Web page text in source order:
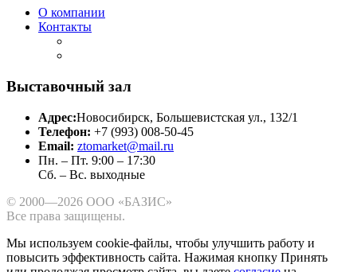
О компании
Контакты
Выставочный зал
Адрес:Новосибирск, Большевистская ул., 132/1
Телефон: +7 (993) 008-50-45
Email: ztomarket@mail.ru
Пн. – Пт. 9:00 – 17:30
Сб. – Вс. выходные
© 2000—2026 ООО «БАЗИС»
Все права защищены.
Мы используем cookie-файлы, чтобы улучшить работу и
повысить эффективность сайта. Нажимая кнопку Принять